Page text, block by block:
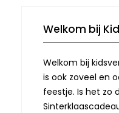
Welkom bij
Welkom bij
is ook zoveel en
feestje. Is het zo